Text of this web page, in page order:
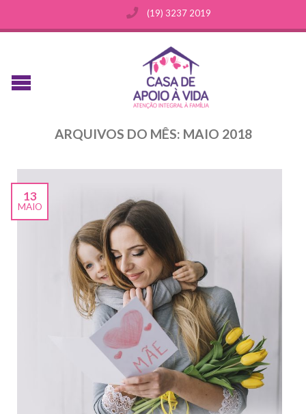
(19) 3237 2019
ARQUIVOS DO MÊS: MAIO 2018
13
MAIO